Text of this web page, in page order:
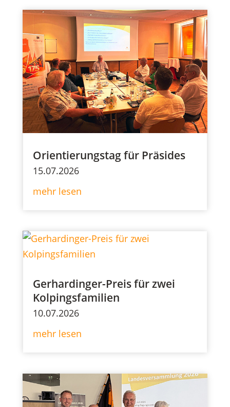
Orientierungstag für Präsides
15.07.2026
mehr lesen
Gerhardinger-Preis für zwei
Kolpingsfamilien
10.07.2026
mehr lesen